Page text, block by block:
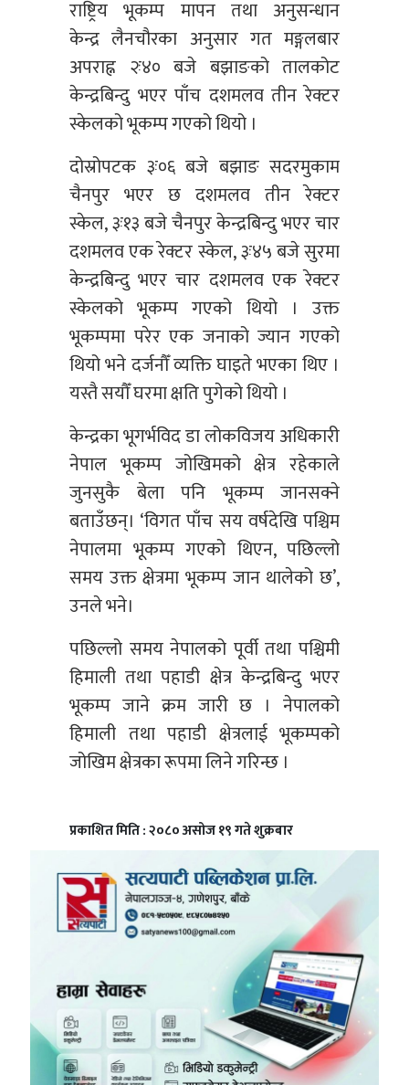
राष्ट्रिय भूकम्प मापन तथा अनुसन्धान
केन्द्रलैनचौरका अनुसार गत मङ्गलबार
अपराह्न २ः४० बजे बझाङको तालकोट
केन्द्रबिन्दु भएर पाँच दशमलव तीन रेक्टर
स्केलको भूकम्प गएको थियो ।
दोस्रोपटक ३ः०६बजे बझाङ सदरमुकाम
चैनपुर भएर छ दशमलव तीन रेक्टर
स्केल,३ः१३बजे चैनपुर केन्द्रबिन्दु भएर चार
दशमलव एक रेक्टर स्केल,३ः४५बजे सुरमा
केन्द्रबिन्दु भएर चार दशमलव एक रेक्टर
स्केलको भूकम्प गएको थियो । उक्त
भूकम्पमा परेर एक जनाको ज्यान गएको
थियो भने दर्जनौँ व्यक्ति घाइते भएका थिए ।
यस्तै सयौँ घरमा क्षति पुगेको थियो ।
केन्द्रका भूगर्भविद डालोकविजयअधिकारी
नेपाल भूकम्प जोखिमको क्षेत्र रहेकाले
जुनसुकै बेला पनि भूकम्प जानसक्ने
बताउँछन्। ‘विगत पाँच सय वर्षदेखि पश्चिम
नेपालमा भूकम्प गएको थिएन, पछिल्लो
समय उक्त क्षेत्रमा भूकम्प जान थालेको छ’,
उनले भने।
पछिल्लो समय नेपालको पूर्वी तथा पश्चिमी
हिमाली तथा पहाडी क्षेत्र केन्द्रबिन्दुभएर
भूकम्प जाने क्रम जारी छ । नेपालको
हिमाली तथा पहाडी क्षेत्रलाई भूकम्पको
जोखिम क्षेत्रका रूपमा लिने गरिन्छ ।
प्रकाशित मिति : २०८० असोज १९ गते शुक्रबार